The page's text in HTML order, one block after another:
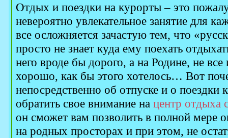
Отдых и поездки на курорты – это
невероятно увлекательное занятие для
все осложняется зачастую тем, что
просто не знает куда ему поехать
него вроде бы дорого, а на Родине, не все
хорошо, как бы этого хотелось… Вот
непосредственно об отпуске и о поездки
обратить свое внимание на центр отдыха
он сможет вам позволить в полной мере
на родных просторах и при этом, не